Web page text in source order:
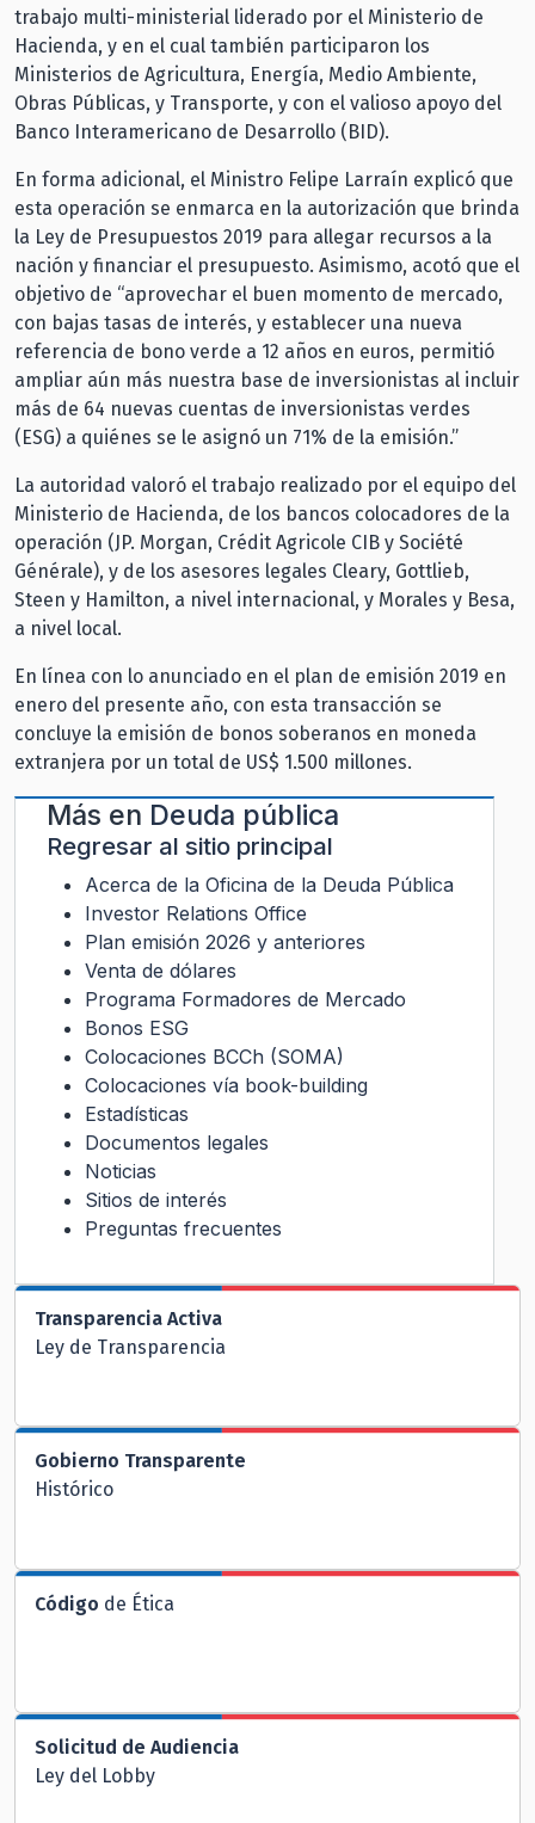
trabajo multi-ministerial liderado por el Ministerio de
Hacienda, y en el cual también participaron los
Ministerios de Agricultura, Energía, Medio Ambiente,
Obras Públicas, y Transporte, y con el valioso apoyo del
Banco Interamericano de Desarrollo (BID).
En forma adicional, el Ministro Felipe Larraín explicó que
esta operación se enmarca en la autorización que brinda
la Ley de Presupuestos 2019 para allegar recursos a la
nación y financiar el presupuesto. Asimismo, acotó que el
objetivo de “aprovechar el buen momento de mercado,
con bajas tasas de interés, y establecer una nueva
referencia de bono verde a 12 años en euros, permitió
ampliar aún más nuestra base de inversionistas al incluir
más de 64 nuevas cuentas de inversionistas verdes
(ESG) a quiénes se le asignó un 71% de la emisión.”
La autoridad valoró el trabajo realizado por el equipo del
Ministerio de Hacienda, de los bancos colocadores de la
operación (JP. Morgan, Crédit Agricole CIB y Société
Générale), y de los asesores legales Cleary, Gottlieb,
Steen y Hamilton, a nivel internacional, y Morales y Besa,
a nivel local.
En línea con lo anunciado en el plan de emisión 2019 en
enero del presente año, con esta transacción se
concluye la emisión de bonos soberanos en moneda
extranjera por un total de US$ 1.500 millones.
Más en Deuda pública
Regresar al sitio principal
Acerca de la Oficina de la Deuda Pública
Investor Relations Office
Plan emisión 2026 y anteriores
Venta de dólares
Programa Formadores de Mercado
Bonos ESG
Colocaciones BCCh (SOMA)
Colocaciones vía book-building
Estadísticas
Documentos legales
Noticias
Sitios de interés
Preguntas frecuentes
Transparencia Activa
Ley de Transparencia
Gobierno Transparente
Histórico
Código de Ética
Solicitud de Audiencia
Ley del Lobby